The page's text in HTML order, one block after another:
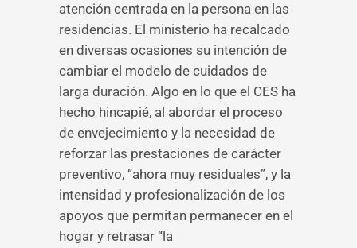
atención centrada en la persona en las
residencias. El ministerio ha recalcado
en diversas ocasiones su intención de
cambiar el modelo de cuidados de
larga duración. Algo en lo que el CES ha
hecho hincapié, al abordar el proceso
de envejecimiento y la necesidad de
reforzar las prestaciones de carácter
preventivo, “ahora muy residuales”, y la
intensidad y profesionalización de los
apoyos que permitan permanecer en el
hogar y retrasar “la